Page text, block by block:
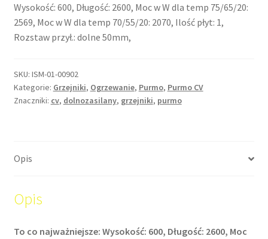
Wysokość: 600, Długość: 2600, Moc w W dla temp 75/65/20:
2569, Moc w W dla temp 70/55/20: 2070, Ilość płyt: 1,
Rozstaw przył.: dolne 50mm,
SKU: ISM-01-00902
Kategorie: Grzejniki, Ogrzewanie, Purmo, Purmo CV
Znaczniki: cv, dolnozasilany, grzejniki, purmo
Opis
Opis
To co najważniejsze: Wysokość: 600, Długość: 2600, Moc